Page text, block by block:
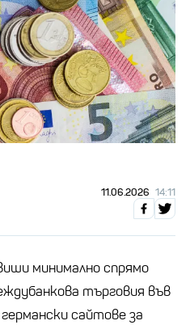
11.06.2026 14:11
минимално спрямо
търговия във
сайтове за